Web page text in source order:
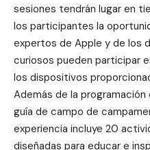
sesiones tendrán lugar en
los participantes la
expertos de Apple y de los
curiosos pueden participar
los dispositivos
Además de la programación
guía de campo de
experiencia incluye 20
diseñadas para educar e